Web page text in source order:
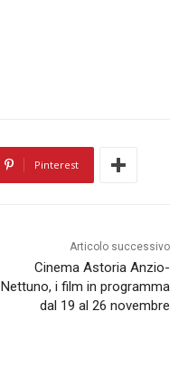
Pinterest
Articolo successivo
Cinema Astoria Anzio-
Nettuno, i film in programma
dal 19 al 26 novembre